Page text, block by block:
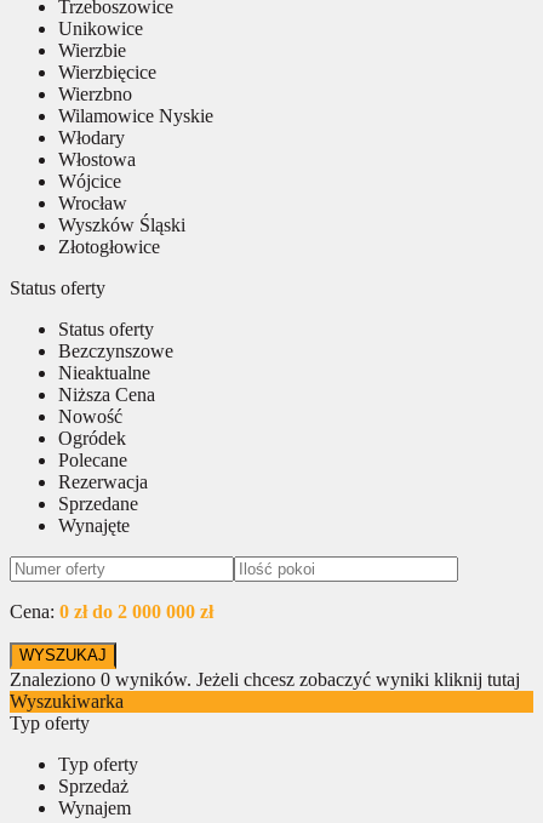
Trzeboszowice
Unikowice
Wierzbie
Wierzbięcice
Wierzbno
Wilamowice Nyskie
Włodary
Włostowa
Wójcice
Wrocław
Wyszków Śląski
Złotogłowice
Status oferty
Status oferty
Bezczynszowe
Nieaktualne
Niższa Cena
Nowość
Ogródek
Polecane
Rezerwacja
Sprzedane
Wynajęte
Cena: 0 zł do 2 000 000 zł
Znaleziono 0 wyników. Jeżeli chcesz zobaczyć wyniki kliknij tutaj
Wyszukiwarka
Typ oferty
Typ oferty
Sprzedaż
Wynajem